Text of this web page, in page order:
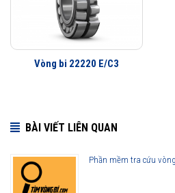
Vòng bi 22220 E/C3
BÀI VIẾT LIÊN QUAN
Phần mềm tra cứu